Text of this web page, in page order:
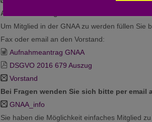
Aufnahmeantrag
Um Mitglied in der GNAA zu werden füllen Sie
Fax oder email an den Vorstand:
Aufnahmeantrag GNAA
DSGVO 2016 679 Auszug
Vorstand
Bei Fragen wenden Sie sich bitte per email
GNAA_info
Sie haben die Möglichkeit einfaches Mitglied